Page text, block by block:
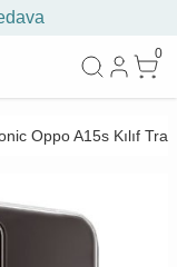
0
Oppo A15s Kılıf